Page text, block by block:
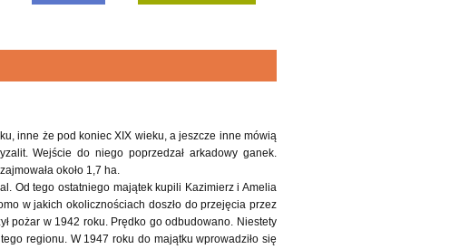
inne że pod koniec XIX wieku, a jeszcze inne mówią
Wejście do niego poprzedzał arkadowy ganek.
około 1,7 ha.
Od tego ostatniego majątek kupili Kazimierz i Amelia
w jakich okolicznościach doszło do przejęcia przez
pożar w 1942 roku. Prędko go odbudowano. Niestety
regionu. W 1947 roku do majątku wprowadziło się